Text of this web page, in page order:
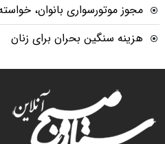
مجوز موتورسواری بانوان،
هزینه سنگین بحران برای زنان